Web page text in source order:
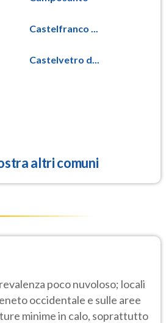
Castelfranco ...
Castelvetro d...
altri comuni
poco nuvoloso; locali
occidentale e sulle aree
minime in calo, soprattutto